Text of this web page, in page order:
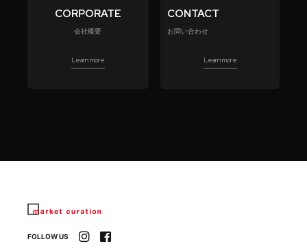
CORPORATE
会社概要
Learn more
CONTACT
お問い合わせ
Learn more
FOLLOW US